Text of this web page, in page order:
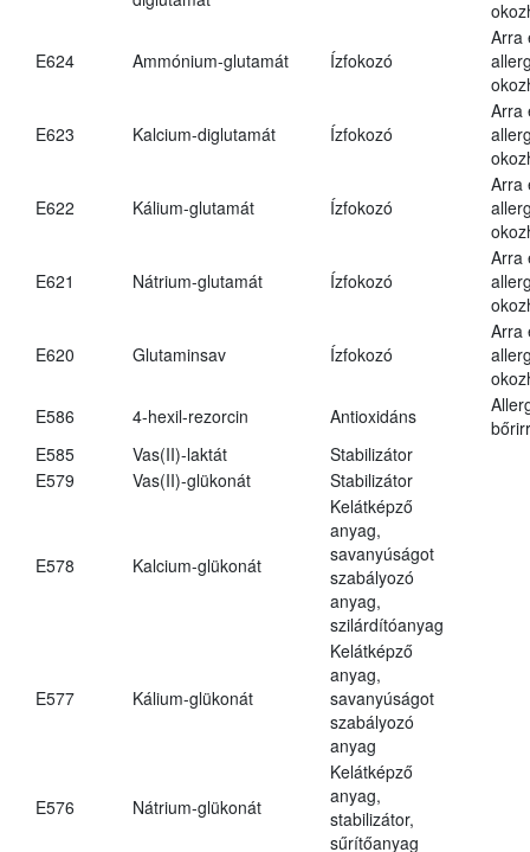
E624 Ammónium-glutamát Ízfokozó
Arra
E623 Kalcium-diglutamát Ízfokozó
Arra
E622 Kálium-glutamát Ízfokozó
Arra
E621 Nátrium-glutamát Ízfokozó
Arra
E620 Glutaminsav Ízfokozó
Arra
E586
4-hexil-rezorcin Antioxidáns
E585
Vas(II)-laktát
Stabilizátor
E579
Vas(II)-glükonát Stabilizátor
E578 Kalcium-glükonát
Kelátképző
anyag,
savanyúságot
szabályozó
anyag,
szilárdítóanyag
E577 Kálium-glükonát
Kelátképző
anyag,
savanyúságot
szabályozó
anyag
E576 Nátrium-glükonát
Kelátképző
anyag,
stabilizátor,
sűrítőanyag